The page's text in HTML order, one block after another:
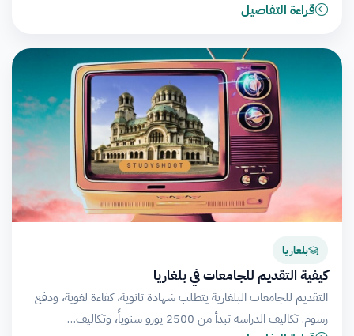
قراءة التفاصيل
بلغاريا
كيفية التقديم للجامعات في بلغاريا
التقديم للجامعات البلغارية يتطلب شهادة ثانوية، كفاءة لغوية، ودفع
رسوم. تكاليف الدراسة تبدأ من 2500 يورو سنوياً، وتكاليف…